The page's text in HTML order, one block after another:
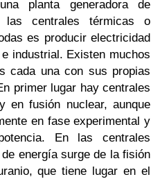
planta generadora de
centrales térmicas o
es producir electricidad
industrial. Existen muchos
cada una con sus propias
primer lugar hay centrales
en fusión nuclear, aunque
en fase experimental y
En las centrales
energía surge de la fisión
que tiene lugar en el